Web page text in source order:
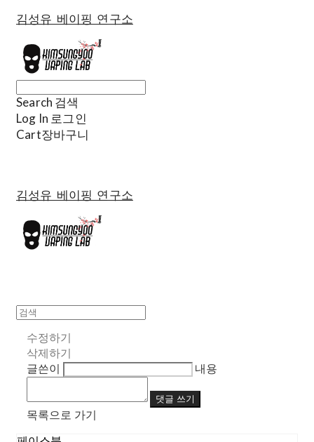
김성유 베이핑 연구소
Search 검색
Log In 로그인
Cart장바구니
김성유 베이핑 연구소
수정하기
삭제하기
글쓴이
내용
댓글 쓰기
목록으로 가기